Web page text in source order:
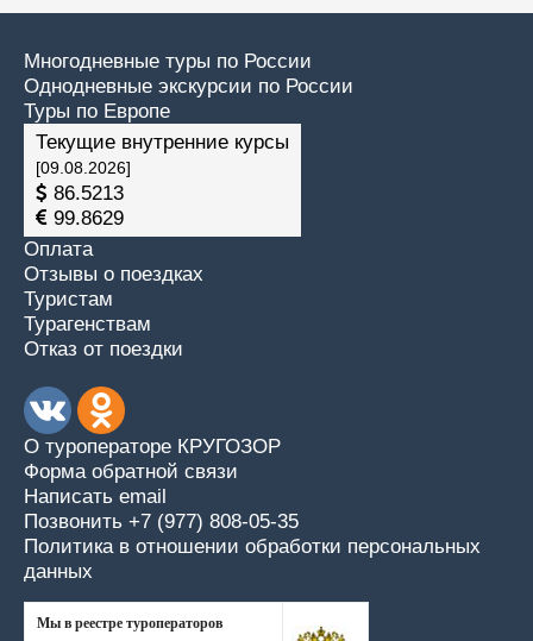
Многодневные туры по России
Однодневные экскурсии по России
Туры по Европе
Текущие внутренние курсы
[09.08.2026]
86.5213
99.8629
Оплата
Отзывы о поездках
Туристам
Турагенствам
Отказ от поездки
О туроператоре КРУГОЗОР
Форма обратной связи
Написать email
Позвонить +7 (977) 808-05-35
Политика в отношении обработки персональных
данных
Мы в реестре туроператоров